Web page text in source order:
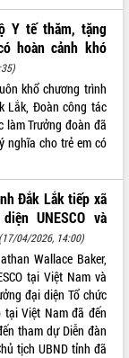
Y tế thăm, tặng
hoàn cảnh khó
khổ chương trình
Lắk, Đoàn công tác
làm Trưởng đoàn đã
nghĩa cho trẻ em có
Đắk Lắk tiếp xã
UNESCO và
(17/04/2026, 14:00)
Wallace Baker,
tại Việt Nam và
đại diện Tổ chức
tại Việt Nam đã đến
tham dự Diễn đàn
tịch UBND tỉnh đã